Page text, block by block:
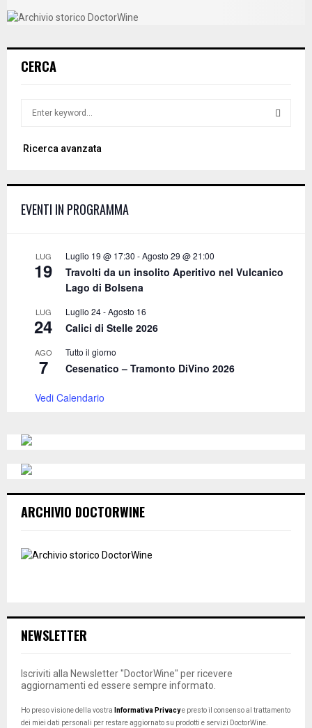
CERCA
r
o
Ricerca avanzata
EVENTI IN PROGRAMMA
LUG
19
Luglio 19 @ 17:30 -Agosto 29 @ 21:00
Travolti da un insolito Aperitivo nel Vulcanico
Lago di Bolsena
LUG
24
Luglio 24-Agosto 16
Calici di Stelle 2026
AGO
7
Tutto il giorno
Cesenatico – Tramonto DiVino 2026
Vedi Calendario
ARCHIVIO DOCTORWINE
NEWSLETTER
Iscriviti alla Newsletter "DoctorWine" per ricevere
aggiornamenti ed essere sempre informato.
Ho preso visione della vostra Informativa Privacye presto il consenso al trattamento
dei miei dati personali per restare aggiornato su prodotti e servizi DoctorWine.